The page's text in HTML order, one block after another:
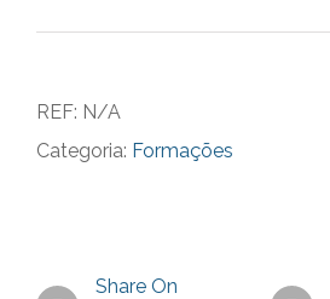
em
Aquático
REF: N/A
Categoria: Formações
Share On